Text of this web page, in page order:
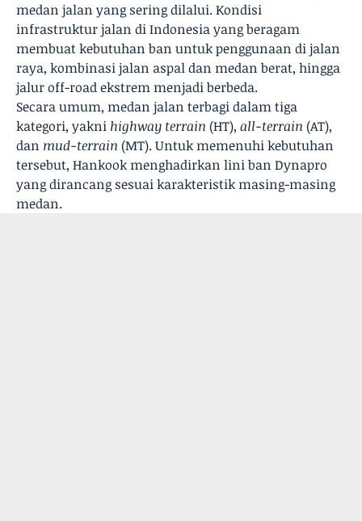
medan jalan yang sering dilalui. Kondisi
infrastruktur jalan di Indonesia yang beragam
membuat kebutuhan ban untuk penggunaan di jalan
raya, kombinasi jalan aspal dan medan berat, hingga
jalur off-road ekstrem menjadi berbeda.
Secara umum, medan jalan terbagi dalam tiga
kategori, yakni highway terrain (HT), all-terrain (AT),
dan mud-terrain (MT). Untuk memenuhi kebutuhan
tersebut, Hankook menghadirkan lini ban Dynapro
yang dirancang sesuai karakteristik masing-masing
medan.